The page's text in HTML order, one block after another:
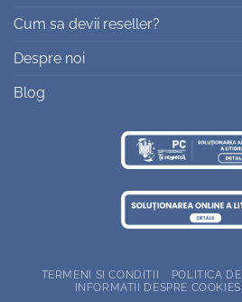
Cum sa devii reseller?
Despre noi
Blog
TERMENI SI CONDITII
POLITICA
INFORMATII DESPRE COOKIES